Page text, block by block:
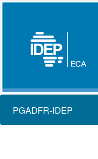
PGADFR-IDEP